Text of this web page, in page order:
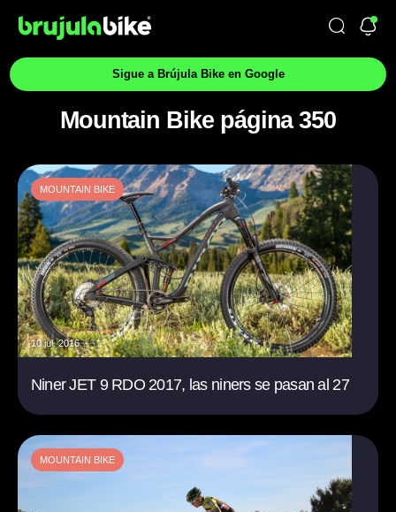
Sigue a Brújula Bike en Google
Mountain Bike página 350
MOUNTAIN BIKE
10 jul. 2016
Niner JET 9 RDO 2017, las niners se pasan al 27
MOUNTAIN BIKE